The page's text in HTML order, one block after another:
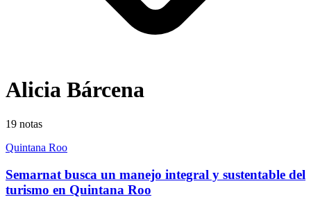
Alicia Bárcena
19 notas
Quintana Roo
Semarnat busca un manejo integral y sustentable del
turismo en Quintana Roo